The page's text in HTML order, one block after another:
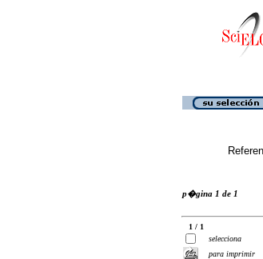
p�gina 1 de 1
1 / 1
selecciona
para imprimir